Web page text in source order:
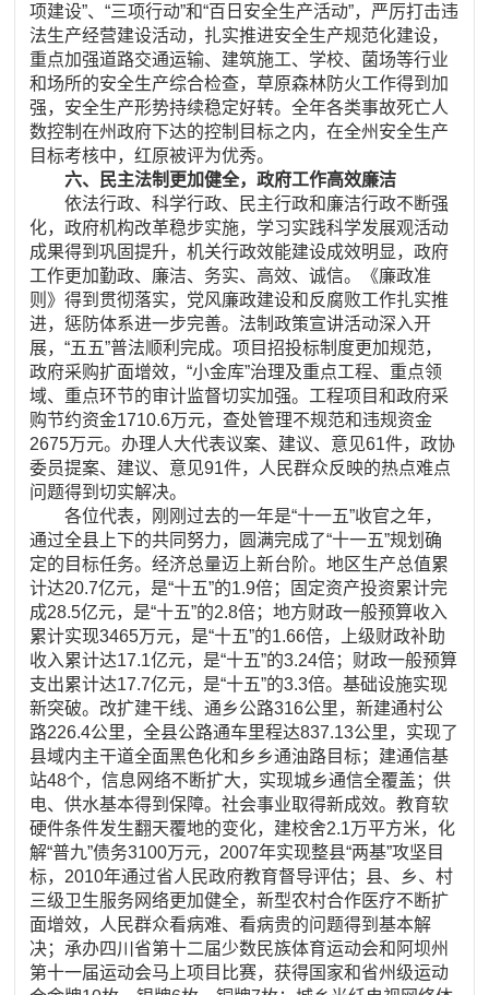
项建设”、“三项行动”和“百日安全生产活动”，严厉打击违
法生产经营建设活动，扎实推进安全生产规范化建设，
重点加强道路交通运输、建筑施工、学校、菌场等行业
和场所的安全生产综合检查，草原森林防火工作得到加
强，安全生产形势持续稳定好转。全年各类事故死亡人
数控制在州政府下达的控制目标之内，在全州安全生产
目标考核中，红原被评为优秀。
六、民主法制更加健全，政府工作高效廉洁
依法行政、科学行政、民主行政和廉洁行政不断强
化，政府机构改革稳步实施，学习实践科学发展观活动
成果得到巩固提升，机关行政效能建设成效明显，政府
工作更加勤政、廉洁、务实、高效、诚信。《廉政准
则》得到贯彻落实，党风廉政建设和反腐败工作扎实推
进，惩防体系进一步完善。法制政策宣讲活动深入开
展，“五五”普法顺利完成。项目招投标制度更加规范，
政府采购扩面增效，“小金库”治理及重点工程、重点领
域、重点环节的审计监督切实加强。工程项目和政府采
购节约资金1710.6万元，查处管理不规范和违规资金
2675万元。办理人大代表议案、建议、意见61件，政协
委员提案、建议、意见91件，人民群众反映的热点难点
问题得到切实解决。
各位代表，刚刚过去的一年是“十一五”收官之年，
通过全县上下的共同努力，圆满完成了“十一五”规划确
定的目标任务。经济总量迈上新台阶。地区生产总值累
计达20.7亿元，是“十五”的1.9倍；固定资产投资累计完
成28.5亿元，是“十五”的2.8倍；地方财政一般预算收入
累计实现3465万元，是“十五”的1.66倍，上级财政补助
收入累计达17.1亿元，是“十五”的3.24倍；财政一般预算
支出累计达17.7亿元，是“十五”的3.3倍。基础设施实现
新突破。改扩建干线、通乡公路316公里，新建通村公
路226.4公里，全县公路通车里程达837.13公里，实现了
县域内主干道全面黑色化和乡乡通油路目标；建通信基
站48个，信息网络不断扩大，实现城乡通信全覆盖；供
电、供水基本得到保障。社会事业取得新成效。教育软
硬件条件发生翻天覆地的变化，建校舍2.1万平方米，化
解“普九”债务3100万元，2007年实现整县“两基”攻坚目
标，2010年通过省人民政府教育督导评估；县、乡、村
三级卫生服务网络更加健全，新型农村合作医疗不断扩
面增效，人民群众看病难、看病贵的问题得到基本解
决；承办四川省第十二届少数民族体育运动会和阿坝州
第十一届运动会马上项目比赛，获得国家和省州级运动